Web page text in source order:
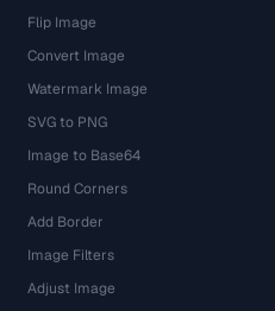
Flip Image
Convert Image
Watermark Image
SVG to PNG
Image to Base64
Round Corners
Add Border
Image Filters
Adjust Image